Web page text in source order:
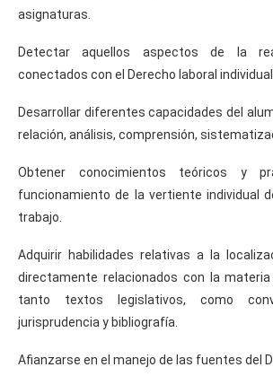
asignaturas.
Detectar aquellos aspectos de la
conectados con el Derecho laboral individual.
Desarrollar diferentes capacidades del
relación, análisis, comprensión,
Obtener conocimientos teóricos y
funcionamiento de la vertiente individual
trabajo.
Adquirir habilidades relativas a la
directamente relacionados con la
tanto textos legislativos, como
jurisprudencia y bibliografía.
Afianzarse en el manejo de las fuentes del